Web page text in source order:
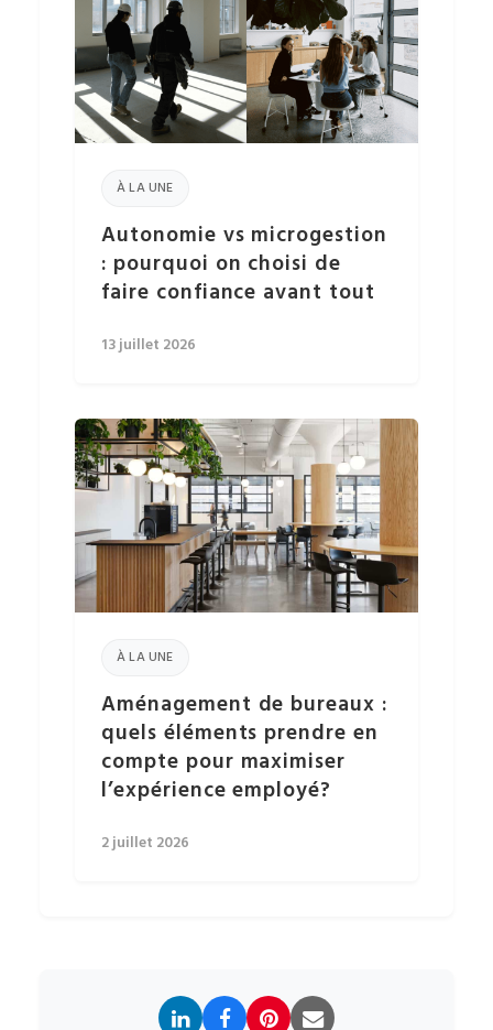
À LA UNE
Autonomie vs microgestion
: pourquoi on choisi de
faire confiance avant tout
13 juillet 2026
À LA UNE
Aménagement de bureaux :
quels éléments prendre en
compte pour maximiser
l’expérience employé?
2 juillet 2026